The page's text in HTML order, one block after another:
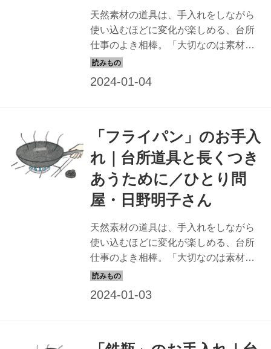
天然素材の道具は、手入れをしながら
使い込むほどに変化が楽しめる、台所
仕事のよき相棒。「大切なのは素材を
知ること」と話す「ひとり問屋」で道
具のプロの日野明子さんに、素材ごと
「フライパン」のお手入
れ｜台所道具と長くつき
あうために／ひとり問
屋・日野明子さん
天然素材の道具は、手入れをしながら
使い込むほどに変化が楽しめる、台所
仕事のよき相棒。「大切なのは素材を
知ること」と話す「ひとり問屋」で道
具のプロの日野明子さんに、素材ごと